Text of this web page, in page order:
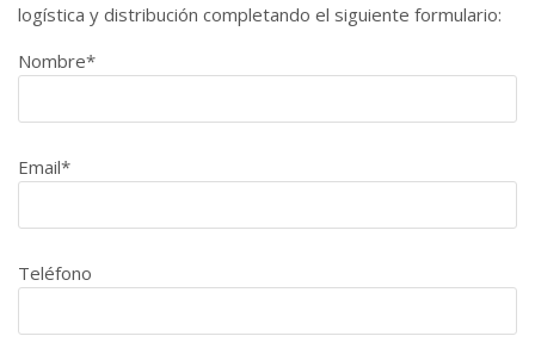
logística y distribución completando el siguiente formulario:
Nombre*
Email*
Teléfono